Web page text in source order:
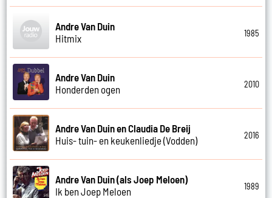
Andre Van Duin
Hitmix
1985
Andre Van Duin
Honderden ogen
2010
Andre Van Duin en Claudia De Breij
Huis- tuin- en keukenliedje (Vodden)
2016
Andre Van Duin (als Joep Meloen)
Ik ben Joep Meloen
1989